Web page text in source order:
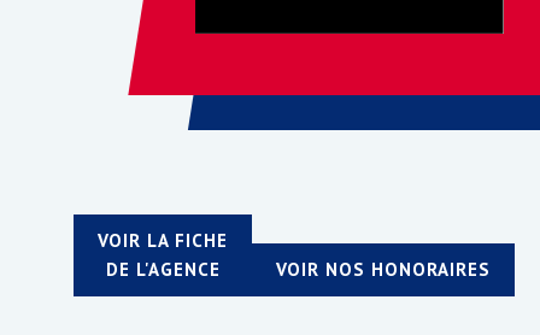
VOIR LA FICHE
DE L'AGENCE
VOIR NOS HONORAIRES